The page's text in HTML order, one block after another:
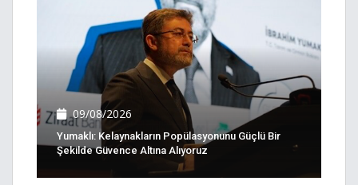
09/08/2026
Yumaklı: Kelaynakların Popülasyonunu Güçlü Bir
Şekilde Güvence Altına Alıyoruz